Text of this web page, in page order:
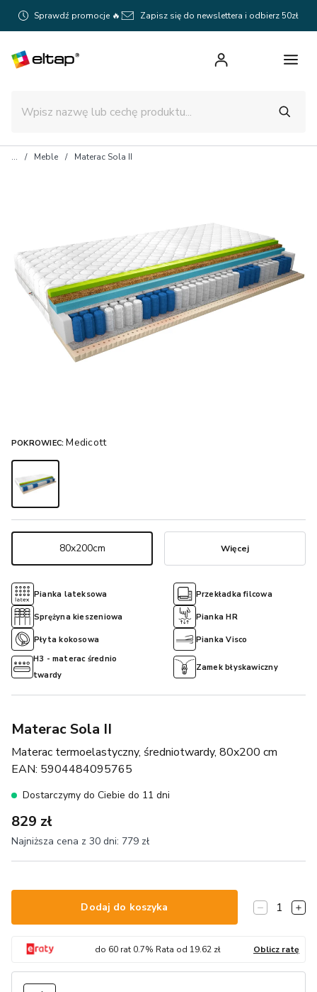
Sprawdź promocje 🔥 Zapisz się do newslettera i odbierz 50zł
Meble Materac Sola II
Materac Sola II
Materac termoelastyczny, średniotwardy, 80x200 cm
EAN: 5904484095765
Dostarczymy do Ciebie do 11 dni
829 zł
Najniższa cena z 30 dni: 779 zł
POKROWIEC: Medicott
Pianka lateksowa Przekładka filcowa
Sprężyna kieszeniowa Pianka HR
Płyta kokosowa
Pianka Visco
H3 - materac średnio
twardy
Zamek błyskawiczny
80x200cm Więcej
Dodaj do koszyka 1
do 60 rat 0.7% Rata od 19.62 zł Oblicz ratę